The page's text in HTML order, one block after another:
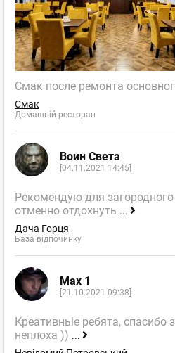
Смак после ремонта
Смак
Домашній ресторан
Воин Света
[04.11.2021 14:45]
Рекомендую для
отменно отдохнуть ...
Дача Горця
База відпочинку
Max 1
[21.10.2021 09:38]
Креативньіе ребята, спасибо
неплоха )) ...